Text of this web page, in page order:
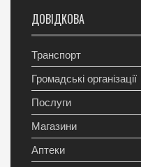
ДОВІДКОВА
Транспорт
Громадські організації
Послуги
Магазини
Аптеки